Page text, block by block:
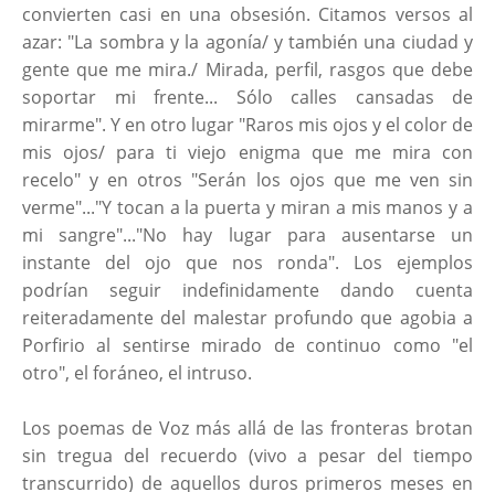
convierten casi en una obsesión. Citamos versos al
azar: "La sombra y la agonía/ y también una ciudad y
gente que me mira./ Mirada, perfil, rasgos que debe
soportar mi frente... Sólo calles cansadas de
mirarme". Y en otro lugar "Raros mis ojos y el color de
mis ojos/ para ti viejo enigma que me mira con
recelo" y en otros "Serán los ojos que me ven sin
verme"..."Y tocan a la puerta y miran a mis manos y a
mi sangre"..."No hay lugar para ausentarse un
instante del ojo que nos ronda". Los ejemplos
podrían seguir indefinidamente dando cuenta
reiteradamente del malestar profundo que agobia a
Porfirio al sentirse mirado de continuo como "el
otro", el foráneo, el intruso.
Los poemas de Voz más allá de las fronteras brotan
sin tregua del recuerdo (vivo a pesar del tiempo
transcurrido) de aquellos duros primeros meses en